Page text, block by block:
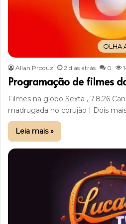
OLHA
Allan Produz 2 dias atrás 0
Programação de filmes
Filmes na globo Sexta , 7.8.26
madrugada no corujão I Dois
Leia mais »